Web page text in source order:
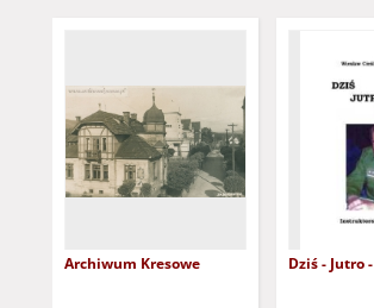
Archiwum Kresowe Dziś - Jutro